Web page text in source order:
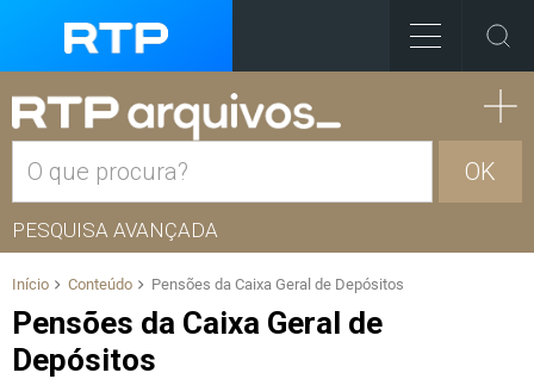
OK
PESQUISA AVANÇADA
Início Conteúdo Pensões da Caixa Geral de Depósitos
Pensões da Caixa Geral de
Depósitos